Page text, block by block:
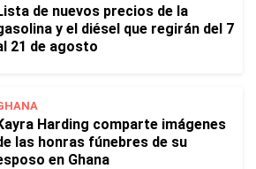
de nuevos precios de la
y el diésel que regirán del 7
21 de agosto
Harding comparte imágenes
las honras fúnebres de su
en Ghana